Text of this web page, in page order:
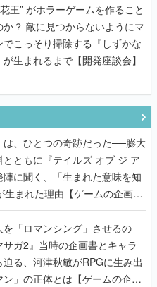
王” がホラーゲームを作ること
いようにマ
でこっそり掃除する『しずかな
生まれるまで【開発座談会】
は、ひとつの奇跡だった──膨大
とともに『テイルズ オブ ジ ア
陣に聞く、「生まれた意味を知
生まれた理由【ゲームの企画
を「ロマンシング」させるの
ガ2』当時の企画書とキャラ
る、河津秋敏がRPGに生み出
ン」の正体とは【ゲームの企画